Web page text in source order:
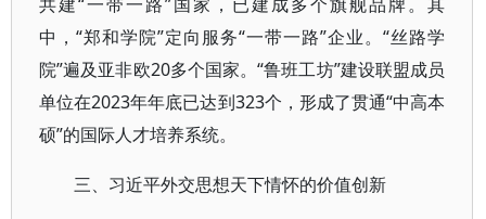
中，“郑和学院”定向服务“一带一路”企业。“丝路学
院”遍及亚非欧20多个国家。“鲁班工坊”建设联盟成员
单位在2023年年底已达到323个，形成了贯通“中高本
硕”的国际人才培养系统。
三、习近平外交思想天下情怀的价值创新